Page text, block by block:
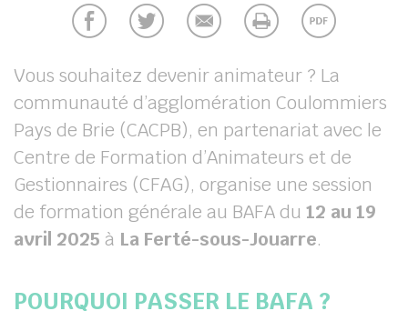
Vous souhaitez devenir animateur ? La
communauté d’agglomération Coulommiers
Pays de Brie (CACPB), en partenariat avec le
Centre de Formation d’Animateurs et de
Gestionnaires (CFAG), organise une session
de formation générale au BAFA du 12 au 19
avril 2025 à La Ferté-sous-Jouarre.
POURQUOI PASSER LE BAFA ?